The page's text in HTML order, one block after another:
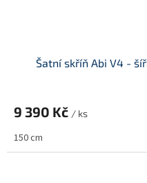
Šatní skříň Abi V4 -
9 390 Kč / ks
150 cm